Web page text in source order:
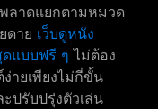
ลาดแยกตามหมวด
ดาย เว็บดูหนัง
แบบฟรี ๆ ไม่ต้อง
ายเพียงไม่กี่ขั้น
ปรับปรุ่งตัวเล่น